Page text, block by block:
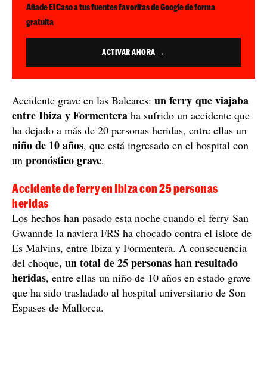
Añade El Caso a tus fuentes favoritas de Google de forma
gratuita
ACTIVAR AHORA →
Accidente grave en las Baleares: un ferry que viajaba
entre Ibiza y Formentera ha sufrido un accidente que
ha dejado a más de 20 personas heridas, entre ellas un
niño de 10 años, que está ingresado en el hospital con
un pronóstico grave.
Accidente de ferry en Ibiza con 25 personas
heridas
Los hechos han pasado esta noche cuando el ferry San
Gwannde la naviera FRS ha chocado contra el islote de
Es Malvins, entre Ibiza y Formentera. A consecuencia
del choque, un total de 25 personas han resultado
heridas, entre ellas un niño de 10 años en estado grave
que ha sido trasladado al hospital universitario de Son
Espases de Mallorca.